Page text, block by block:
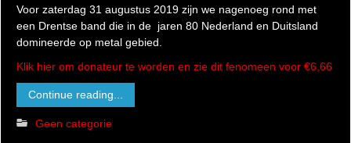
Voor zaterdag 31 augustus 2019 zijn we nagenoeg rond met
een Drentse band die in de jaren 80 Nederland en Duitsland
domineerde op metal gebied.
Klik hier om donateur te worden en zie dit fenomeen voor €6,66
Continue reading...
Geen categorie